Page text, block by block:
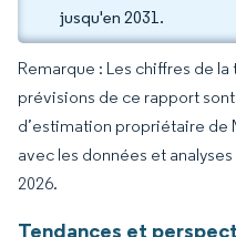
jusqu'en 2031.
Remarque : Les chiffres de
prévisions de ce rapport
d’estimation propriétaire de
avec les données et
2026.
Tendances et